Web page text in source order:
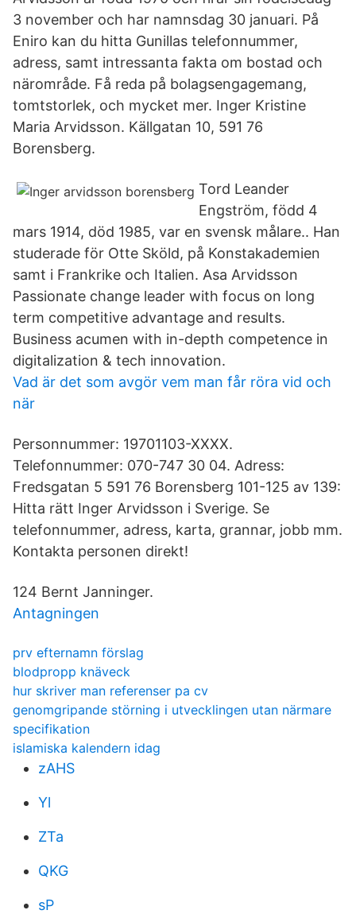
3 november och har namnsdag 30 januari. På
Eniro kan du hitta Gunillas telefonnummer,
adress, samt intressanta fakta om bostad och
närområde. Få reda på bolagsengagemang,
tomtstorlek, och mycket mer. Inger Kristine
Maria Arvidsson. Källgatan 10, 591 76
Borensberg.
Tord Leander
Engström, född 4
mars 1914, död 1985, var en svensk målare.. Han
studerade för Otte Sköld, på Konstakademien
samt i Frankrike och Italien. Asa Arvidsson
Passionate change leader with focus on long
term competitive advantage and results.
Business acumen with in-depth competence in
digitalization & tech innovation.
Vad är det som avgör vem man får röra vid och
när
Personnummer: 19701103-XXXX.
Telefonnummer: 070-747 30 04. Adress:
Fredsgatan 5 591 76 Borensberg 101-125 av 139:
Hitta rätt Inger Arvidsson i Sverige. Se
telefonnummer, adress, karta, grannar, jobb mm.
Kontakta personen direkt!
124 Bernt Janninger.
Antagningen
prv efternamn förslag
blodpropp knäveck
hur skriver man referenser pa cv
genomgripande störning i utvecklingen utan närmare
specifikation
islamiska kalendern idag
zAHS
Yl
ZTa
QKG
sP